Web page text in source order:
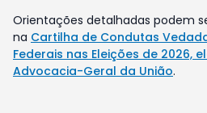
Orientações detalhadas podem
na Cartilha de Condutas
Federais nas Eleições de 2026,
Advocacia-Geral da União.